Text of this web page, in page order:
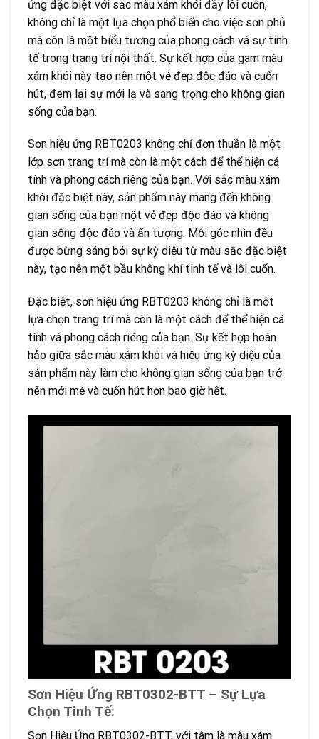
ứng đặc biệt với sắc màu xám khói đầy lôi cuốn,
không chỉ là một lựa chọn phổ biến cho việc sơn phủ
mà còn là một biểu tượng của phong cách và sự tinh
tế trong trang trí nội thất. Sự kết hợp của gam màu
xám khói này tạo nên một vẻ đẹp độc đáo và cuốn
hút, đem lại sự mới lạ và sang trọng cho không gian
sống của bạn.
Sơn hiệu ứng RBT0203 không chỉ đơn thuần là một
lớp sơn trang trí mà còn là một cách để thể hiện cá
tính và phong cách riêng của bạn. Với sắc màu xám
khói đặc biệt này, sản phẩm này mang đến không
gian sống của bạn một vẻ đẹp độc đáo và không
gian sống độc đáo và ấn tượng. Mỗi góc nhìn đều
được bừng sáng bởi sự kỳ diệu từ màu sắc đặc biệt
này, tạo nên một bầu không khí tinh tế và lôi cuốn.
Đặc biệt, sơn hiệu ứng RBT0203 không chỉ là một
lựa chọn trang trí mà còn là một cách để thể hiện cá
tính và phong cách riêng của bạn. Sự kết hợp hoàn
hảo giữa sắc màu xám khói và hiệu ứng kỳ diệu của
sản phẩm này làm cho không gian sống của bạn trở
nên mới mẻ và cuốn hút hơn bao giờ hết.
Sơn Hiệu Ứng RBT0302-BTT – Sự Lựa
Chọn Tinh Tế:
Sơn Hiệu Ứng RBT0302-BTT, với tâm là màu xám